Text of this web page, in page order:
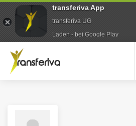
transferiva App
transferiva UG
Laden - bei Google Play